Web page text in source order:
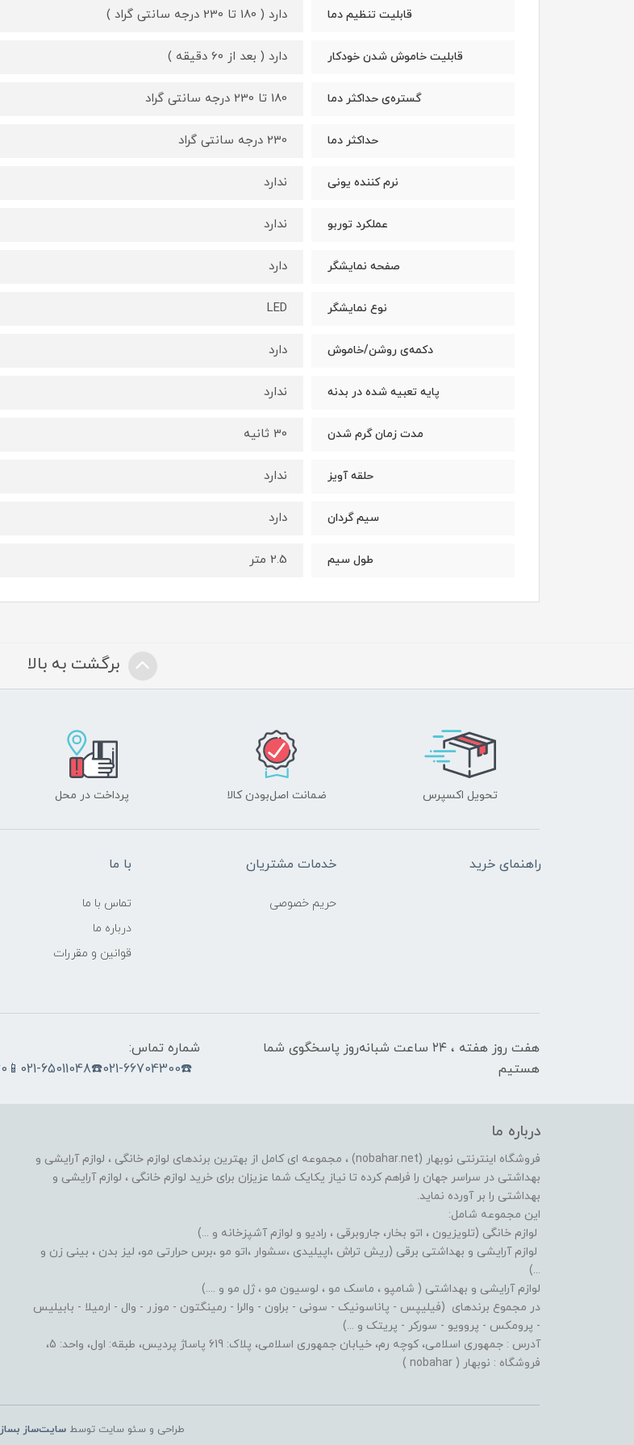
قابلیت تنظیم دما دارد ( 180 تا 230 درجه سانتی گراد )
قابلیت خاموش شدن خودکار دارد ( بعد از 60 دقیقه )
گستره‌ی حداکثر دما 180 تا 230 درجه سانتی گراد
حداکثر دما 230 درجه سانتی گراد
نرم کننده یونی ندارد
عملکرد توربو ندارد
صفحه نمایشگر دارد
نوع نمایشگر LED
دکمه‌ی روشن/خاموش دارد
پایه تعبیه شده در بدنه ندارد
مدت زمان گرم شدن 30 ثانیه
حلقه آویز ندارد
سیم گردان دارد
طول سیم 2.5 متر
برگشت به بالا
تحویل اکسپرس ضمانت اصل‌بودن کالا پرداخت در محل
راهنمای خرید خدمات مشتریان
حریم خصوصی
با ما
تماس با ما
درباره ما
قوانین و مقررات
هفت روز هفته ، ۲۴ ساعت شبانه‌روز پاسخگوی شما
هستیم
شماره تماس:
☎️021-66704300☎️021-65011048📱09122903930
درباره ما
فروشگاه اینترنتی نوبهار (nobahar.net) ، مجموعه ای کامل از بهترین برندهای لوازم خانگی ، لوازم آرایشی و
بهداشتی در سراسر جهان را فراهم کرده تا نیاز یکایک شما عزیزان برای خرید لوازم خانگی ، لوازم آرایشی و
بهداشتی را بر آورده نماید.
این مجموعه شامل:
لوازم خانگی (تلویزیون ، اتو بخار، جاروبرقی ، رادیو و لوازم آشپزخانه و ...)
لوازم آرایشی و بهداشتی برقی (ریش تراش ،اپیلیدی ،سشوار ،اتو مو ،برس حرارتی مو، لیز بدن ، بینی زن و
...)
لوازم آرایشی و بهداشتی ( شامپو ، ماسک مو ، لوسیون مو ، ژل مو و ....)
در مجموع برندهای (فیلیپس - پاناسونیک - سونی - براون - والرا - رمینگتون - موزر - وال - ارمیلا - بابیلیس
- پرومکس - پروویو - سورکر - پریتک و ...)
آدرس : جمهوری اسلامی، کوچه رم، خیابان جمهوری اسلامی، پلاک: 619 پاساژ پردیس، طبقه: اول، واحد: 5،
فروشگاه : نوبهار ( nobahar )
طراحی و سئو سایت توسطسایت‌ساز بساز